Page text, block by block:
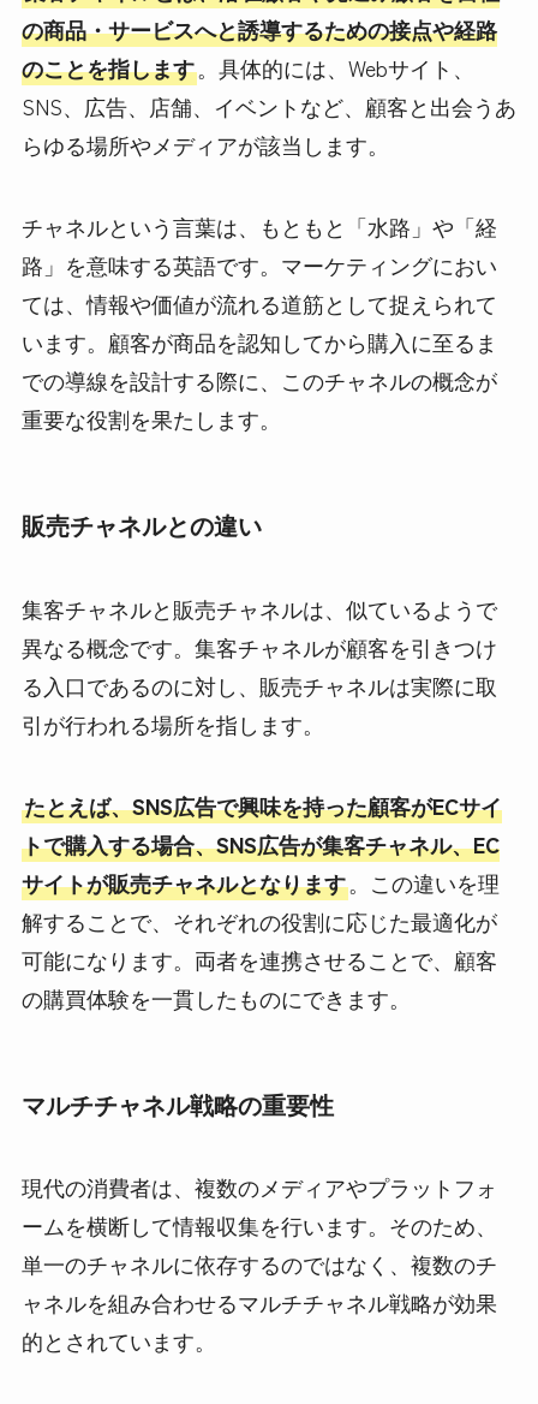
の商品・サービスへと誘導するための接点や経路
のことを指します。具体的には、Webサイト、
SNS、広告、店舗、イベントなど、顧客と出会うあ
らゆる場所やメディアが該当します。
チャネルという言葉は、もともと「水路」や「経
路」を意味する英語です。マーケティングにおい
ては、情報や価値が流れる道筋として捉えられて
います。顧客が商品を認知してから購入に至るま
での導線を設計する際に、このチャネルの概念が
重要な役割を果たします。
販売チャネルとの違い
集客チャネルと販売チャネルは、似ているようで
異なる概念です。集客チャネルが顧客を引きつけ
る入口であるのに対し、販売チャネルは実際に取
引が行われる場所を指します。
たとえば、SNS広告で興味を持った顧客がECサイ
トで購入する場合、SNS広告が集客チャネル、EC
サイトが販売チャネルとなります。この違いを理
解することで、それぞれの役割に応じた最適化が
可能になります。両者を連携させることで、顧客
の購買体験を一貫したものにできます。
マルチチャネル戦略の重要性
現代の消費者は、複数のメディアやプラットフォ
ームを横断して情報収集を行います。そのため、
単一のチャネルに依存するのではなく、複数のチ
ャネルを組み合わせるマルチチャネル戦略が効果
的とされています。